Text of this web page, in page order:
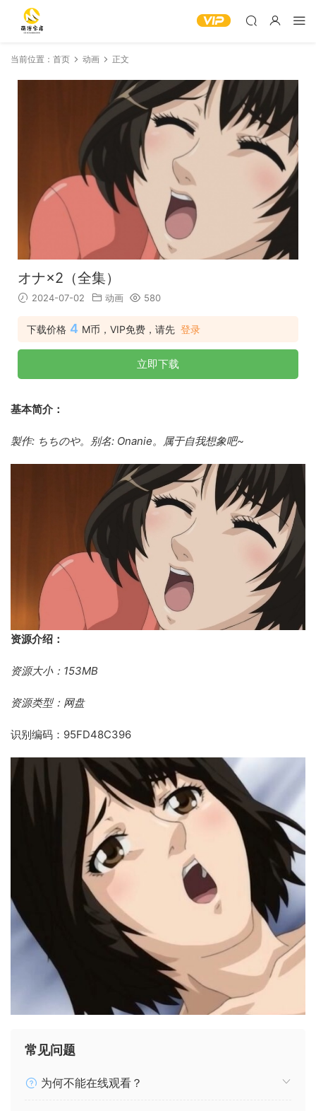
当前位置： 首页 动画 正文
オナ×2（全集）
2024-07-02 动画 580
下载价格 4 M币，VIP免费，请先 登录
立即下载
基本简介：
製作: ちちのや。 别名: Onanie。属于自我想象吧~
资源介绍：
资源大小：153MB
资源类型：网盘
识别编码：95FD48C396
常见问题
为何不能在线观看？